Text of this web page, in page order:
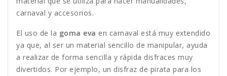
carnaval y accesorios.
El uso de la goma eva en carnaval está muy extendido
ya que, al ser un material sencillo de manipular, ayuda
a realizar de forma sencilla y rápida disfraces muy
divertidos. Por ejemplo, un disfraz de pirata para los